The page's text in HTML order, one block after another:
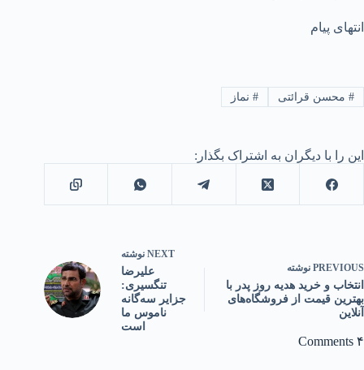
انتهای پیام
#محسن قرائتی #نماز
این را با دیگران به اشتراک بگذار:
PREVIOUS نوشته
انتخاب و خرید هدیه روز پدر با
بهترین قیمت از فروشگاه‌های
آنلاین
NEXT نوشته
علیرضا
تنگسیری:
جزایر سه‌گانه
ناموس ما
است
۴ Comments